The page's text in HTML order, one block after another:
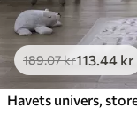
189.07kr113.44 kr